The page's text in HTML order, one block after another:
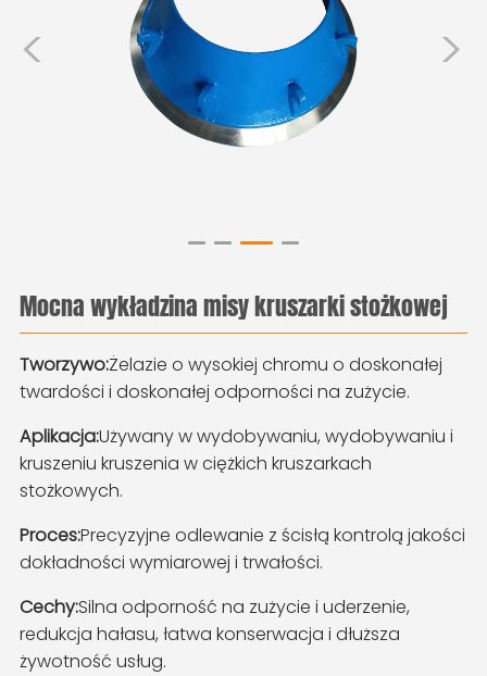
>
<
Mocna wykładzina misy kruszarki stożkowej
Tworzywo:Żelazie o wysokiej chromu o doskonałej
twardości i doskonałej odporności na zużycie.
Aplikacja:Używany w wydobywaniu, wydobywaniu i
kruszeniu kruszenia w ciężkich kruszarkach
stożkowych.
Proces:Precyzyjne odlewanie z ścisłą kontrolą jakości
dokładności wymiarowej i trwałości.
Cechy:Silna odporność na zużycie i uderzenie,
redukcja hałasu, łatwa konserwacja i dłuższa
żywotność usług.